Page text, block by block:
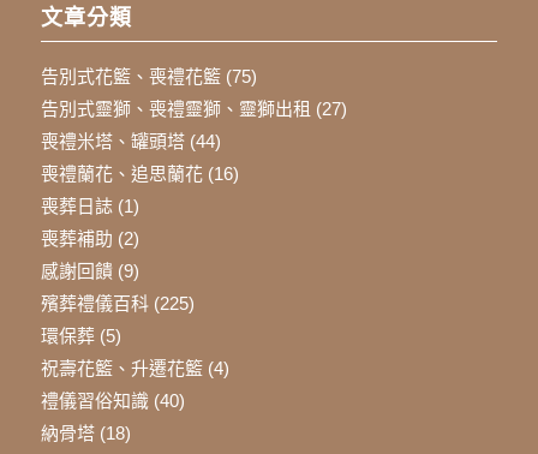
文章分類
告別式花籃、喪禮花籃(75)
告別式靈獅、喪禮靈獅、靈獅出租 (27)
喪禮米塔、罐頭塔(44)
喪禮蘭花、追思蘭花(16)
喪葬日誌(1)
喪葬補助 (2)
感謝回饋(9)
殯葬禮儀百科(225)
環保葬(5)
祝壽花籃、升遷花籃(4)
禮儀習俗知識(40)
納骨塔(18)